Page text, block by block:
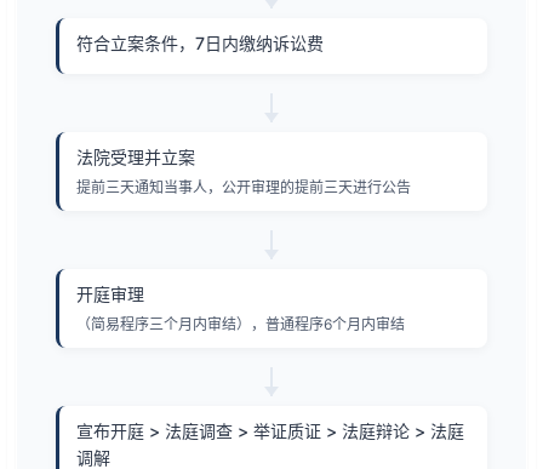
符合立案条件，7日内缴纳诉讼费
法院受理并立案
提前三天通知当事人，公开审理的提前三天进行公告
开庭审理
（简易程序三个月内审结），普通程序6个月内审结
宣布开庭 > 法庭调查 > 举证质证 > 法庭辩论 > 法庭
调解